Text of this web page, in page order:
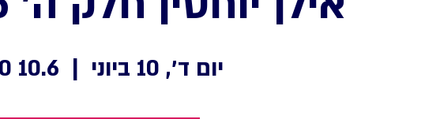
יום ד׳, 10 ביוני
  |
10.6 10:00